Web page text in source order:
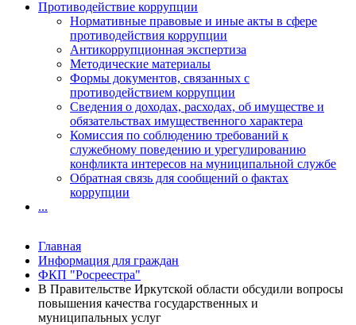
Противодействие коррупции
Нормативные правовые и иные акты в сфере
противодействия коррупции
Антикоррупционная экспертиза
Методические материалы
Формы документов, связанных с
противодействием коррупции
Сведения о доходах, расходах, об имуществе и
обязательствах имущественного характера
Комиссия по соблюдению требований к
служебному поведению и урегулированию
конфликта интересов на муниципальной службе
Обратная связь для сообщений о фактах
коррупции
...
Главная
Информация для граждан
ФКП "Росреестра"
В Правительстве Иркутской области обсудили вопросы
повышения качества государственных и
муниципальных услуг